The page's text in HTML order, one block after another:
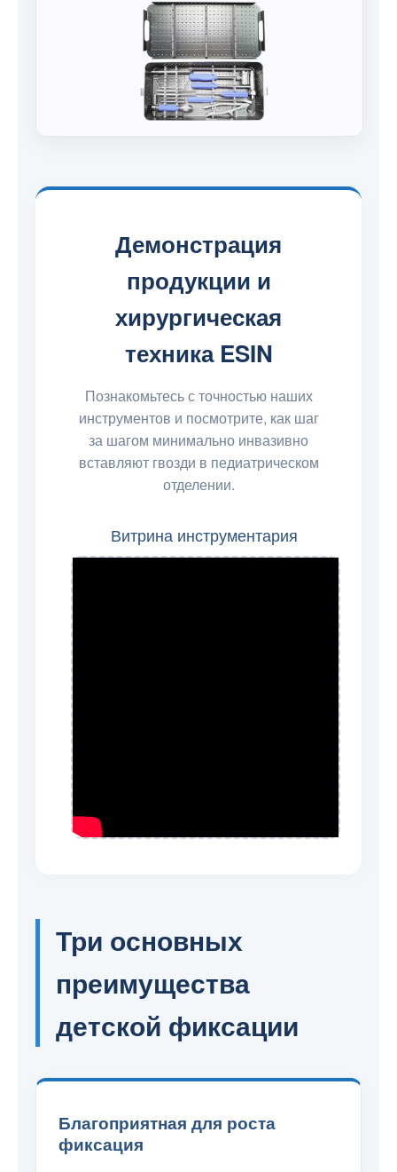
Демонстрация
продукции и
хирургическая
техника ESIN
Познакомьтесь с точностью наших
инструментов и посмотрите, как шаг
за шагом минимально инвазивно
вставляют гвозди в педиатрическом
отделении.
Витрина инструментария
Три основных
преимущества
детской фиксации
Благоприятная для роста
фиксация